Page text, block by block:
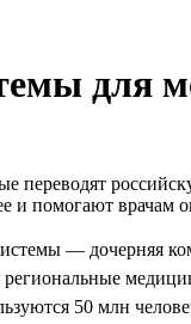
для
переводят
и помогают врачам
— дочерняя
50 млн